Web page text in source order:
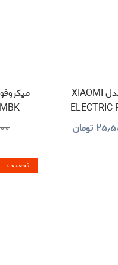
زودپز شیائومی 4.8L مدل XIAOMI
ELECTRIC
تومان
تخفیف